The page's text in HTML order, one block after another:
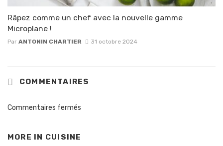
Râpez comme un chef avec la nouvelle gamme
Microplane !
Par ANTONIN CHARTIER 31 octobre 2024
COMMENTAIRES
Commentaires fermés
MORE IN CUISINE